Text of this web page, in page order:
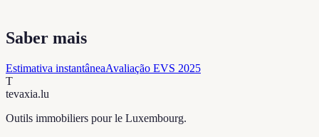
Saber mais
Estimativa instantâneaAvaliação EVS 2025
T
tevaxia.lu
Outils immobiliers pour le Luxembourg.